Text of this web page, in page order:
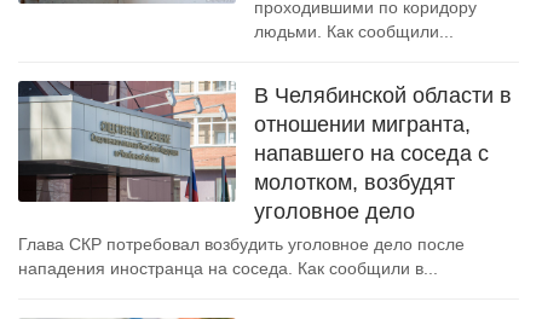
проходившими по коридору
людьми. Как сообщили...
В Челябинской области в
отношении мигранта,
напавшего на соседа с
молотком, возбудят
уголовное дело
Глава СКР потребовал возбудить уголовное дело после
нападения иностранца на соседа. Как сообщили в...